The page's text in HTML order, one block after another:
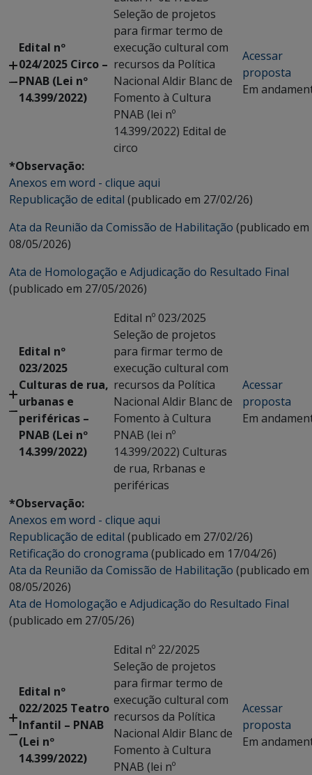
Edital nº
024/2025 Circo –
PNAB (Lei nº
14.399/2022)
Seleção de projetos
para firmar termo de
execução cultural com
recursos da Política
Nacional Aldir Blanc de
Fomento à Cultura
PNAB (lei nº
14.399/2022) Edital de
circo
Acessar
proposta
Em
*Observação:
Anexos em word - clique aqui
Republicação de edital (publicado em 27/02/26)
Ata da Reunião da Comissão de Habilitação (publicado em
08/05/2026)
Ata de Homologação e Adjudicação do Resultado Final
(publicado em 27/05/2026)
Edital nº
023/2025
Culturas de rua,
urbanas e
periféricas –
PNAB (Lei nº
14.399/2022)
Edital nº 023/2025
Seleção de projetos
para firmar termo de
execução cultural com
recursos da Política
Nacional Aldir Blanc de
Fomento à Cultura
PNAB (lei nº
14.399/2022) Culturas
de rua, Rrbanas e
periféricas
Acessar
proposta
Em
*Observação:
Anexos em word - clique aqui
Republicação de edital (publicado em 27/02/26)
Retificação do cronograma (publicado em 17/04/26)
Ata da Reunião da Comissão de Habilitação (publicado em
08/05/2026)
Ata de Homologação e Adjudicação do Resultado Final
(publicado em 27/05/26)
Edital nº
022/2025 Teatro
Infantil – PNAB
(Lei nº
14.399/2022)
Edital nº 22/2025
Seleção de projetos
para firmar termo de
execução cultural com
recursos da Política
Nacional Aldir Blanc de
Fomento à Cultura
PNAB (lei nº
Acessar
proposta
Em